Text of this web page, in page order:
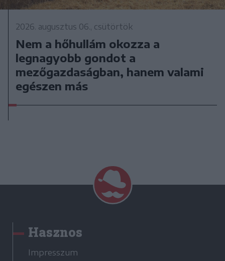
2026. augusztus 06., csütörtök
Nem a hőhullám okozza a
legnagyobb gondot a
mezőgazdaságban, hanem valami
egészen más
Hasznos
Impresszum